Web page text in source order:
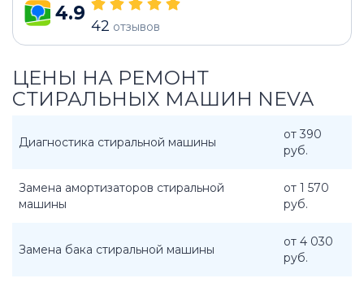
4.9
42 отзывов
ЦЕНЫ НА РЕМОНТ
СТИРАЛЬНЫХ МАШИН NEVA
Диагностика стиральной машины
от 390
руб.
Замена амортизаторов стиральной
машины
от 1 570
руб.
Замена бака стиральной машины
от 4 030
руб.